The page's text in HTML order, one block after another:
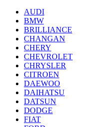
AUDI
BMW
BRILLIANCE
CHANGAN
CHERY
CHEVROLET
CHRYSLER
CITROEN
DAEWOO
DAIHATSU
DATSUN
DODGE
FIAT